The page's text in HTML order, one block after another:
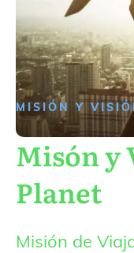
MISIÓN Y
Misón y
Planet
Misión de